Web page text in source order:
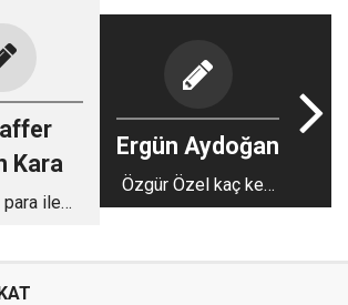
Kara
para ile
Ergün Aydoğan
Özgür Özel kaç kez
seçilirse olur?